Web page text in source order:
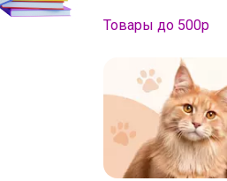
Товары до 500р